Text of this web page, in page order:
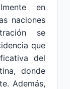
en
naciones
se
que
del
donde
Además,